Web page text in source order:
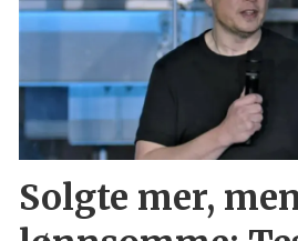
Solgte mer,